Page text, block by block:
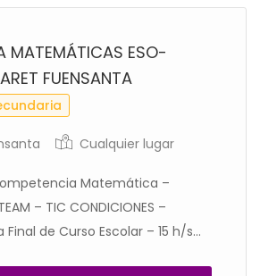
MATEMÁTICAS ESO-
FUENSANTA
Cualquier lugar
Matemática –
– TIC CONDICIONES –
de Curso Escolar – 15 h/s...